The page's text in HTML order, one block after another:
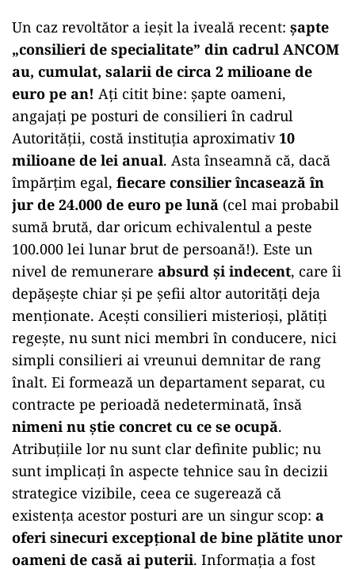
Un caz revoltător a ieșit la iveală recent: șapte
„consilieri de specialitate” din cadrul ANCOM
au, cumulat, salarii de circa 2 milioane de
euro pe an! Ați citit bine: șapte oameni,
angajați pe posturi de consilieri în cadrul
Autorității, costă instituția aproximativ10
milioane de lei anual. Asta înseamnă că, dacă
împărțim egal, fiecare consilier încasează în
jur de 24.000 de euro pe lună (cel mai probabil
sumă brută, dar oricum echivalentul a peste
100.000 lei lunar brut de persoană!). Este un
nivel de remunerare absurd și indecent, care îi
depășește chiar și pe șefii altor autorități deja
menționate. Acești consilieri misterioși, plătiți
regește, nu sunt nici membri în conducere, nici
simpli consilieri ai vreunui demnitar de rang
înalt. Ei formează un departament separat, cu
contracte pe perioadă nedeterminată, însă
nimeni nu știe concret cu ce se ocupă.
Atribuțiile lor nu sunt clar definite public; nu
sunt implicați în aspecte tehnice sau în decizii
strategice vizibile, ceea ce sugerează că
existența acestor posturi are un singur scop: a
oferi sinecuri excepțional de bine plătite unor
oameni de casă ai puterii. Informația a fost